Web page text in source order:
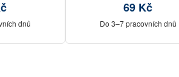
dnů
69 Kč
Do 3–7 pracovních dnů